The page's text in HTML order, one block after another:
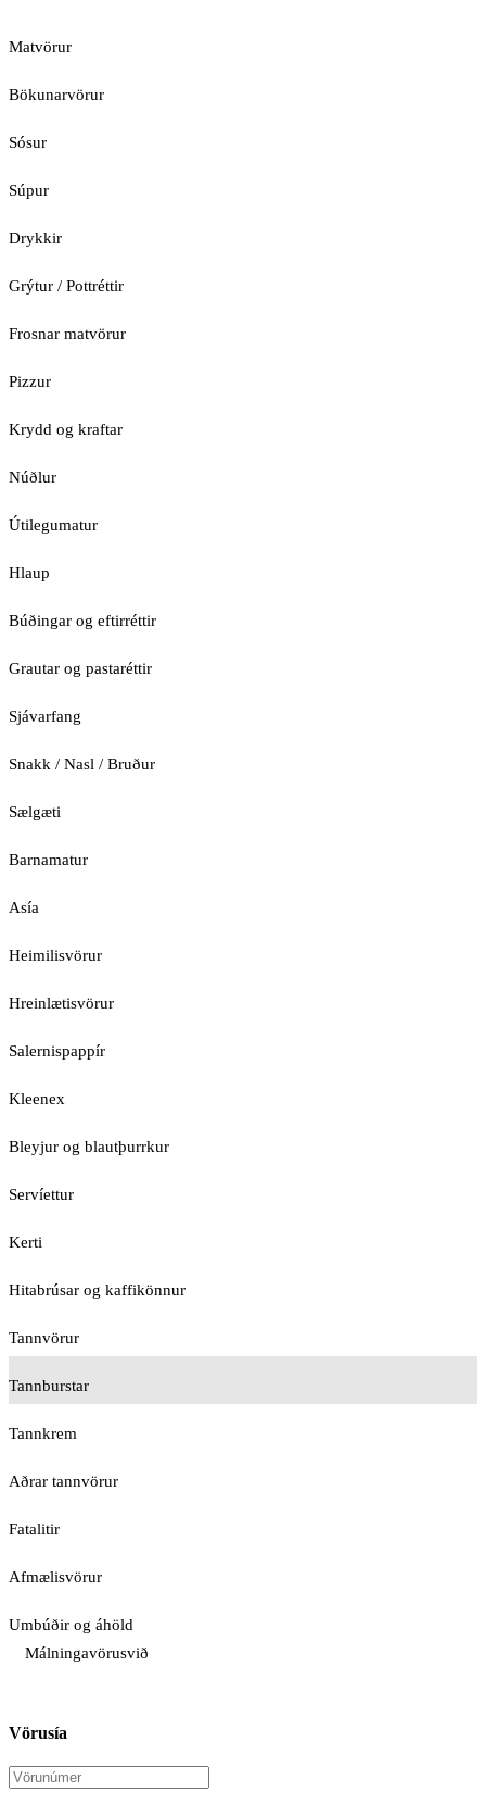
Matvörur
Bökunarvörur
Sósur
Súpur
Drykkir
Grýtur / Pottréttir
Frosnar matvörur
Pizzur
Krydd og kraftar
Núðlur
Útilegumatur
Hlaup
Búðingar og eftirréttir
Grautar og pastaréttir
Sjávarfang
Snakk / Nasl / Bruður
Sælgæti
Barnamatur
Asía
Heimilisvörur
Hreinlætisvörur
Salernispappír
Kleenex
Bleyjur og blautþurrkur
Servíettur
Kerti
Hitabrúsar og kaffikönnur
Tannvörur
Tannburstar
Tannkrem
Aðrar tannvörur
Fatalitir
Afmælisvörur
Umbúðir og áhöld
Málningavörusvið
Vörusía